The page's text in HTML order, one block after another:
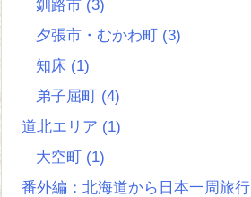
釧路市 (3)
夕張市・むかわ町 (3)
知床 (1)
弟子屈町 (4)
道北エリア (1)
大空町 (1)
番外編：北海道から日本一周旅行